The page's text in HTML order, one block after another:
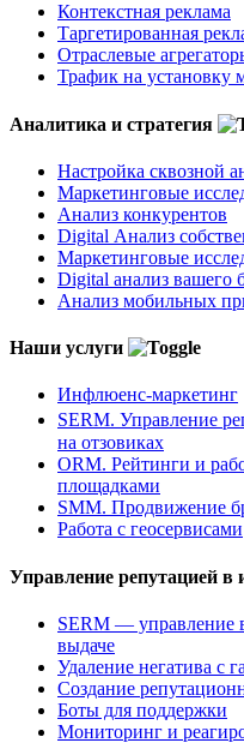
Контекстная реклама
Таргетированная
Отраслевые
Трафик на установку
Аналитика и стратегия
Настройка сквозной
Маркетинговые
Анализ конкурентов
Digital Анализ
Маркетинговые
Digital анализ вашего
Анализ мобильных
Наши услуги
Инфлюенс-маркетинг
SERM. Управление
на отзовиках
ORM. Рейтинги и
площадками
SMM. Продвижение
Работа с геосервисами
Управление репутацией в
SERM — управление
выдаче
Удаление негатива с
Создание
Боты для поддержки
Мониторинг и